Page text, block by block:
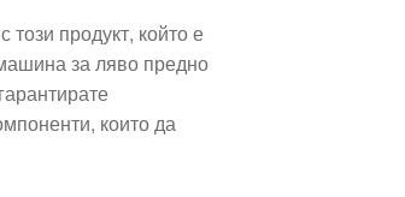
продукт, който е
за ляво предно
които да